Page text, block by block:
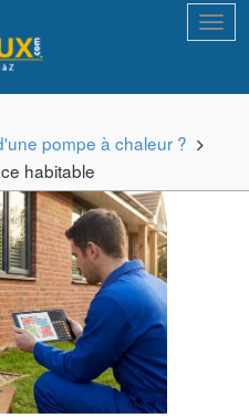
pompe à chaleur ?
habitable